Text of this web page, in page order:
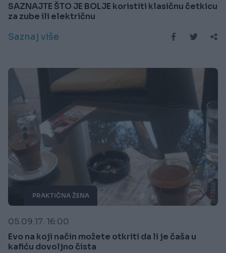
SAZNAJTE ŠTO JE BOLJE koristiti klasičnu četkicu
za zube ili električnu
Saznaj više
PRAKTIČNA ŽENA
05.09.17. 16:00
Evo na koji način možete otkriti da li je čaša u
kafiću dovoljno čista